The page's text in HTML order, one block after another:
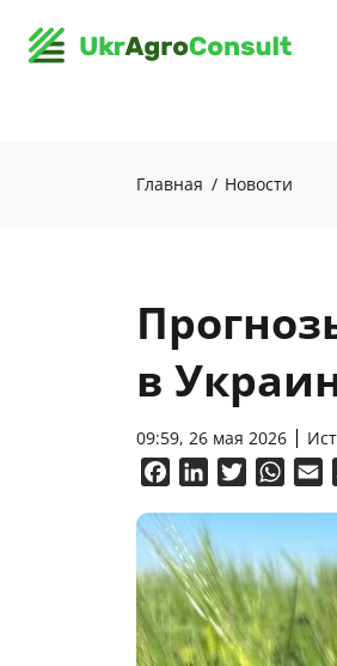
Главная Новости
в
09:59, 26 мая 2026
FacebookLinkedInTwitter